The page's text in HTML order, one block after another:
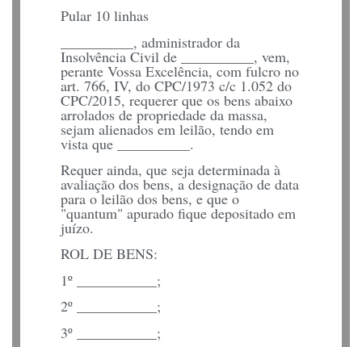
Pular 10 linhas
__________, administrador da
Insolvência Civil de __________, vem,
perante Vossa Excelência, com fulcro no
art. 766, IV, do CPC/1973 c/c 1.052 do
CPC/2015, requerer que os bens abaixo
arrolados de propriedade da massa,
sejam alienados em leilão, tendo em
vista que __________.
Requer ainda, que seja determinada à
avaliação dos bens, a designação de data
para o leilão dos bens, e que o
"quantum" apurado fique depositado em
juízo.
ROL DE BENS:
1º ___________;
2º ___________;
3º ___________;